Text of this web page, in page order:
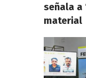
señala a
material